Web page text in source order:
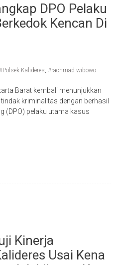
DPO Pelaku
Kencan Di
Kalideres ,#rachmad wibowo
Barat kembali menunjukkan
kriminalitas dengan berhasil
(DPO) pelaku utama kasus
Kinerja
Usai Kena